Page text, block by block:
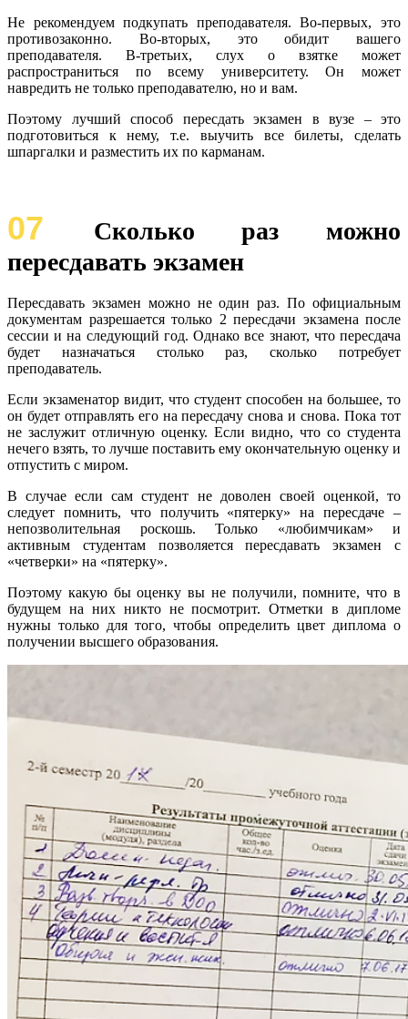
Не рекомендуем подкупать преподавателя. Во-первых, это
противозаконно. Во-вторых, это обидит вашего
преподавателя. В-третьих, слух о взятке может
распространиться по всему университету. Он может
навредить не только преподавателю, но и вам.
Поэтому лучший способ пересдать экзамен в вузе – это
подготовиться к нему, т.е. выучить все билеты, сделать
шпаргалки и разместить их по карманам.
07
Сколько раз можно
пересдавать экзамен
Пересдавать экзамен можно не один раз. По официальным
документам разрешается только 2 пересдачи экзамена после
сессии и на следующий год. Однако все знают, что пересдача
будет назначаться столько раз, сколько потребует
преподаватель.
Если экзаменатор видит, что студент способен на большее, то
он будет отправлять его на пересдачу снова и снова. Пока тот
не заслужит отличную оценку. Если видно, что со студента
нечего взять, то лучше поставить ему окончательную оценку и
отпустить с миром.
В случае если сам студент не доволен своей оценкой, то
следует помнить, что получить «пятерку» на пересдаче –
непозволительная роскошь. Только «любимчикам» и
активным студентам позволяется пересдавать экзамен с
«четверки» на «пятерку».
Поэтому какую бы оценку вы не получили, помните, что в
будущем на них никто не посмотрит. Отметки в дипломе
нужны только для того, чтобы определить цвет диплома о
получении высшего образования.